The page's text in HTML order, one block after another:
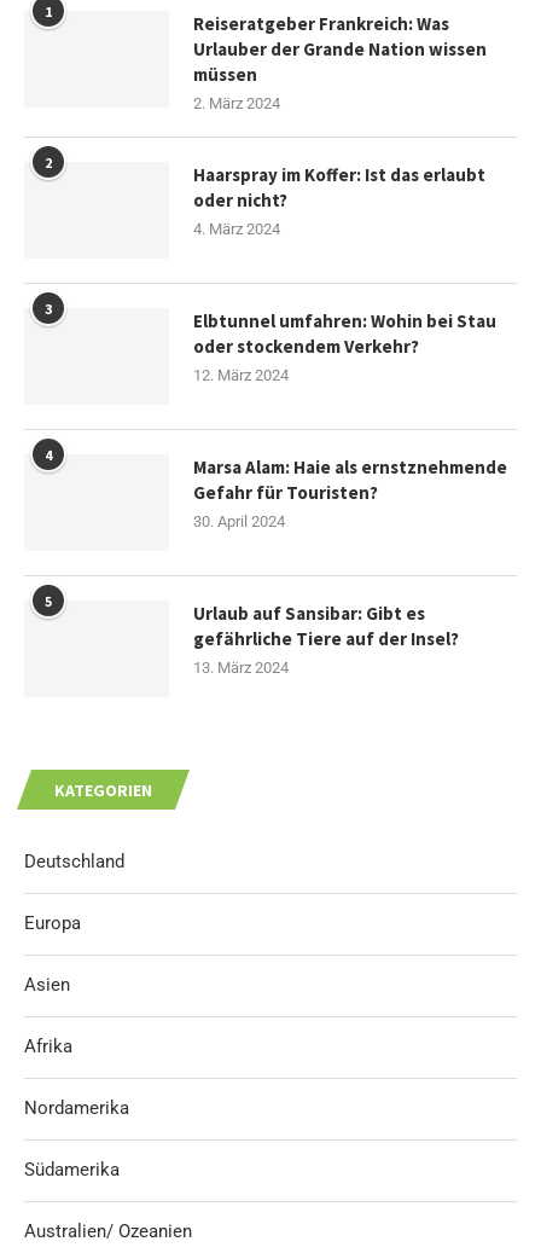
1
Reiseratgeber Frankreich: Was
Urlauber der Grande Nation wissen
müssen
2. März 2024
2
Haarspray im Koffer: Ist das erlaubt
oder nicht?
4. März 2024
3
Elbtunnel umfahren: Wohin bei Stau
oder stockendem Verkehr?
12. März 2024
4
Marsa Alam: Haie als ernstznehmende
Gefahr für Touristen?
30. April 2024
5
Urlaub auf Sansibar: Gibt es
gefährliche Tiere auf der Insel?
13. März 2024
KATEGORIEN
Deutschland
Europa
Asien
Afrika
Nordamerika
Südamerika
Australien/ Ozeanien